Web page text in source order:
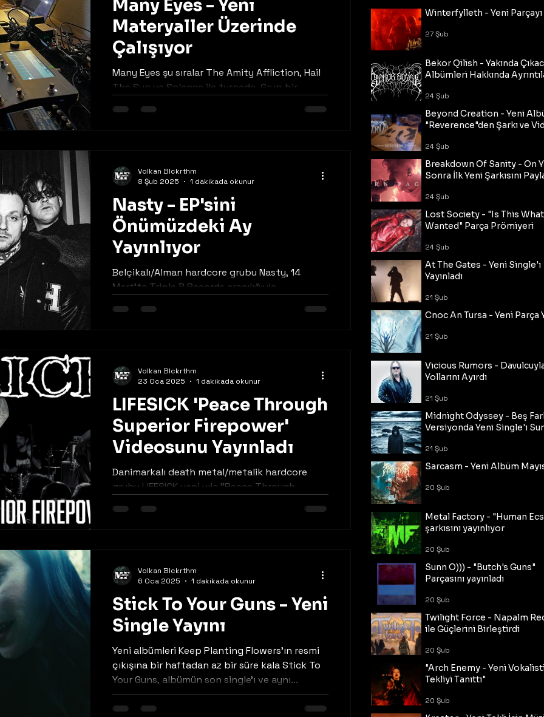
Many Eyes - Yeni
Materyaller Üzerinde
Çalışıyor
Many Eyes şu sıralar The Amity Affliction, Hail
The Sun ve Solence ile turnede. Grup bir
Nasty - EP'sini
Önümüzdeki Ay
Yayınlıyor
Belçikalı/Alman hardcore grubu Nasty, 14
Mart'ta Triple B Records aracılığıyla
EP'sini...
Volkan Blckrthm
8 Şub 2025
1 dakikada okunur
LIFESICK 'Peace Through
Superior Firepower'
Videosunu Yayınladı
Danimarkalı death metal/metalik hardcore
grubu LIFESICK yeni yıla "Peace Through
videoyla...
Volkan Blckrthm
23 Oca 2025
1 dakikada okunur
Stick To Your Guns - Yeni
Single Yayını
Yeni albümleri Keep Planting Flowers'ın resmi
çıkışına bir haftadan az bir süre kala Stick To
Your Guns, albümün son single'ı ve aynı...
Volkan Blckrthm
6 Oca 2025
1 dakikada okunur
Winterfylleth - Yeni Parçayı
27 Şub
Bekor Qilish - Yakında
Albümleri Hakkında
24 Şub
Beyond Creation - Yeni
"Reverence"den Şarkı ve
24 Şub
Breakdown Of Sanity - On
Sonra İlk Yeni Şarkısını
24 Şub
Lost Society - "Is This
Wanted" Parça Prömiyeri
24 Şub
At The Gates - Yeni Single'ı
Yayınladı
21 Şub
Cnoc An Tursa - Yeni Parça
21 Şub
Vicious Rumors -
Yollarını Ayırdı
21 Şub
Midnight Odyssey - Beş
Versiyonda Yeni Single'ı
21 Şub
Sarcasm - Yeni Albüm
20 Şub
Metal Factory - "Human
şarkısını yayınlıyor
20 Şub
Sunn O))) - "Butch's Guns"
Parçasını yayınladı
20 Şub
Twilight Force - Napalm
ile Güçlerini Birleştirdi
20 Şub
"Arch Enemy - Yeni
Tekliyi Tanıttı"
20 Şub